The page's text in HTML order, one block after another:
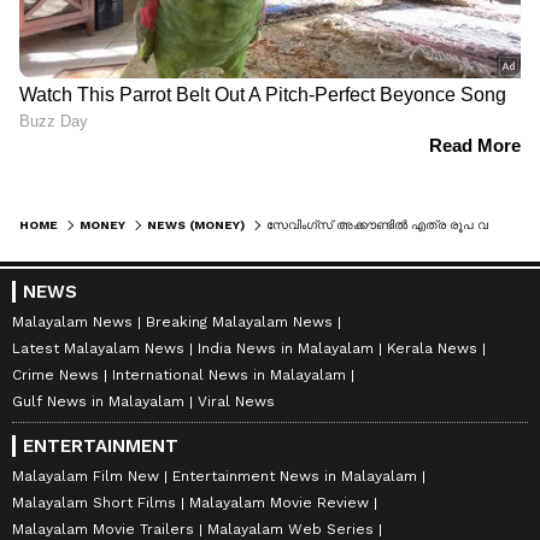
HOME MONEY NEWS (MONEY)
NEWS
Malayalam News
Breaking Malayalam News
Latest Malayalam News
India News in Malayalam
Kerala News
Crime News
International News in Malayalam
Gulf News in Malayalam
Viral News
ENTERTAINMENT
Malayalam Film New
Entertainment News in Malayalam
Malayalam Short Films
Malayalam Movie Review
Malayalam Movie Trailers
Malayalam Web Series